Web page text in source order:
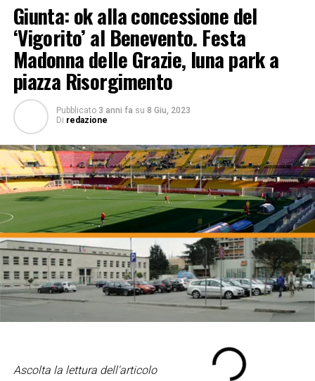
Giunta: ok alla concessione del
‘Vigorito’ al Benevento. Festa
Madonna delle Grazie, luna park a
piazza Risorgimento
Pubblicato 3 anni fa su 8 Giu, 2023
Di redazione
Ascolta la lettura dell'articolo